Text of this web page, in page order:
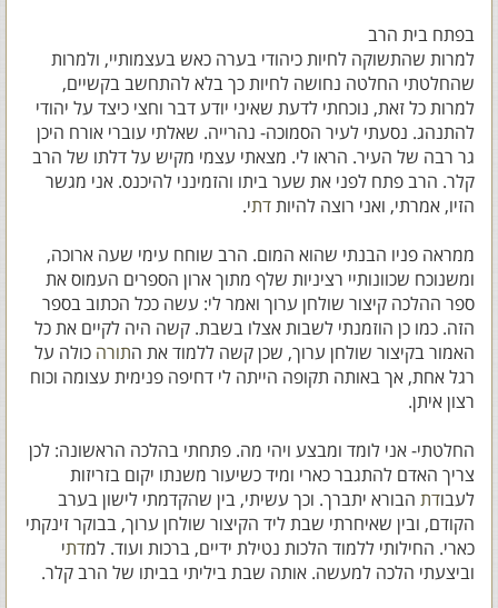
בפתח בית הרב
למרות שהתשוקה לחיות כיהודי בערה כאש בעצמותיי, ולמרות
שהחלטתי החלטה נחושה לחיות כך בלא להתחשב בקשיים,
למרות כל זאת, נוכחתי לדעת שאיני יודע דבר וחצי כיצד על יהודי
להתנהג. נסעתי לעיר הסמוכה- נהרייה. שאלתי עוברי אורח היכן
גר רבה של העיר. הראו לי. מצאתי עצמי מקיש על דלתו של הרב
קלר. הרב פתח לפני את שער ביתו והזמינני להיכנס. אני מגשר
הזיו, אמרתי, ואני רוצה להיותדתי.
ממראה פניו הבנתי שהוא המום. הרב שוחח עימי שעה ארוכה,
ומשנוכח שכוונותיי רציניות שלף מתוך ארון הספרים העמוס את
ספר ההלכה קיצור שולחן ערוך ואמר לי: עשה ככל הכתוב בספר
הזה. כמו כן הוזמנתי לשבות אצלו בשבת. קשה היה לקיים את כל
האמור בקיצור שולחן ערוך, שכן קשה ללמוד את התורה כולה על
רגל אחת, אך באותה תקופה הייתה לי דחיפה פנימית עצומה וכוח
רצון איתן.
החלטתי- אני לומד ומבצע ויהי מה. פתחתי בהלכה הראשונה: לכן
צריך האדם להתגבר כארי ומיד כשיעור משנתו יקום בזריזות
לעבודת הבורא יתברך. וכך עשיתי, בין שהקדמתי לישון בערב
הקודם, ובין שאיחרתי שבת ליד הקיצור שולחן ערוך, בבוקר זינקתי
כארי. החילותי ללמוד הלכות נטילת ידיים, ברכות ועוד. למדתי
וביצעתי הלכה למעשה. אותה שבת ביליתי בביתו של הרב קלר.